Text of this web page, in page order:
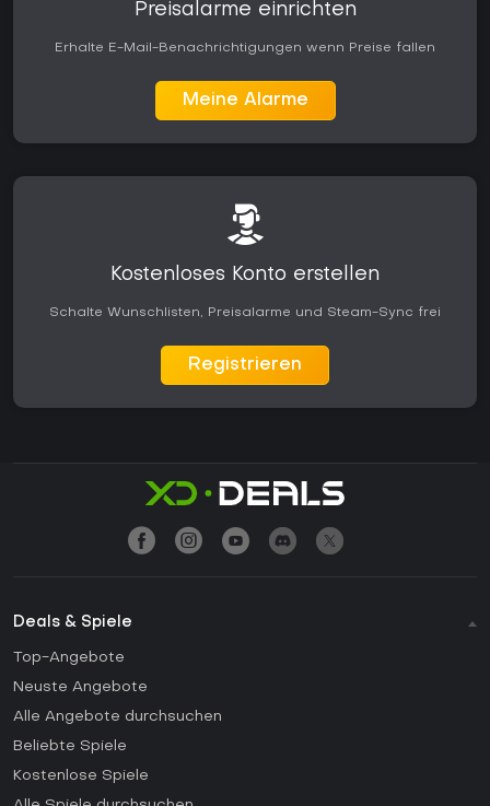
Preisalarme einrichten
Erhalte E-Mail-Benachrichtigungen wenn Preise fallen
Meine Alarme
Kostenloses Konto erstellen
Schalte Wunschlisten, Preisalarme und Steam-Sync frei
Registrieren
Deals & Spiele
Top-Angebote
Neuste Angebote
Alle Angebote durchsuchen
Beliebte Spiele
Kostenlose Spiele